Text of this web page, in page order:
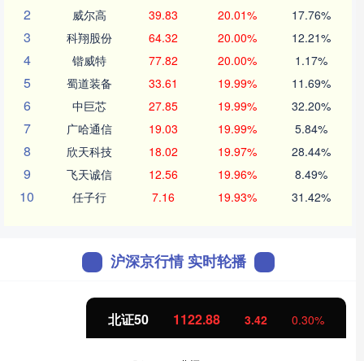
2 威尔高 39.83 20.01% 17.76%
3 科翔股份 64.32 20.00% 12.21%
4 锴威特 77.82 20.00% 1.17%
5 蜀道装备 33.61 19.99% 11.69%
6 中巨芯 27.85 19.99% 32.20%
7 广哈通信 19.03 19.99% 5.84%
8 欣天科技 18.02 19.97% 28.44%
9 飞天诚信 12.56 19.96% 8.49%
10 任子行 7.16 19.93% 31.42%
沪深京行情 实时轮播
北证50 1122.88 3.42 0.30%